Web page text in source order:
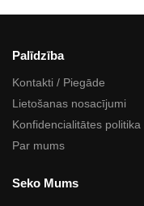
Palīdzība
Kontakti / Piegāde
Lietošanas nosacījumi
Konfidencialitātes politika
Par mums
Seko Mums